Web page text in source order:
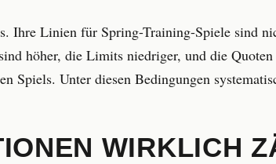
Ihre Linien für Spring-Training-Spiele sind
höher, die Limits niedriger, und die
Spiels. Unter diesen Bedingungen
WIRKLICH